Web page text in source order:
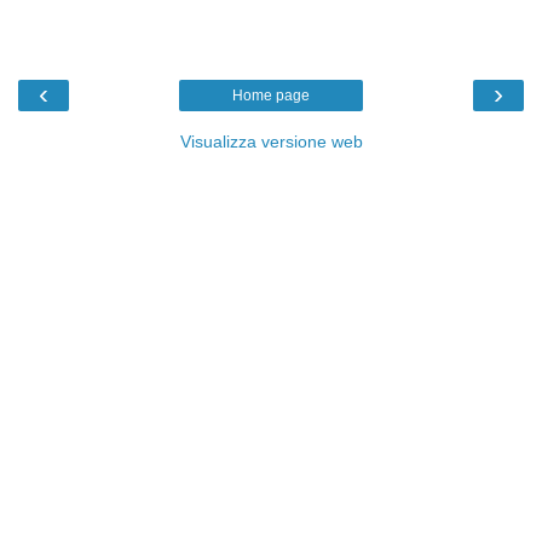
‹ ›
Home page
Visualizza versione web